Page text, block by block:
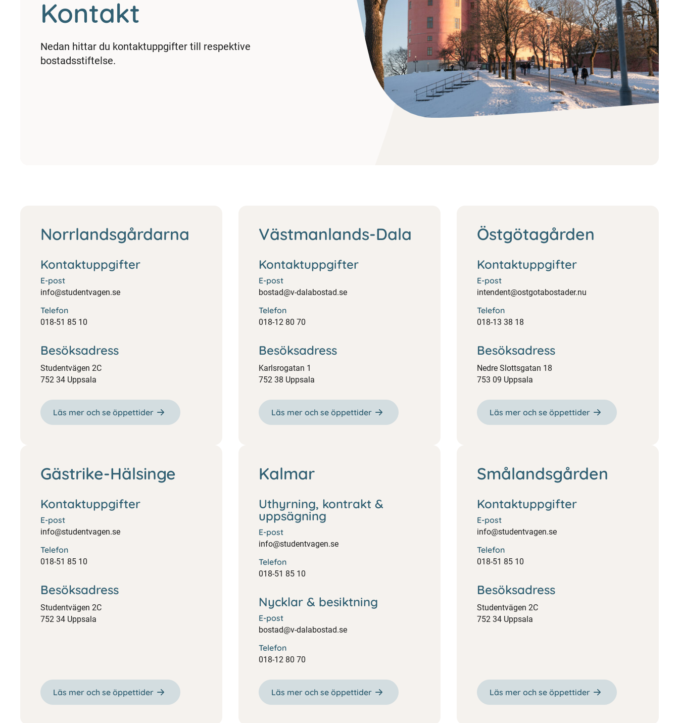
Kontakt
Nedan hittar du kontaktuppgifter till respektive
bostadsstiftelse.
Norrlandsgårdarna
Kontaktuppgifter
E-post
info@studentvagen.se
Telefon
018-51 85 10
Besöksadress
Studentvägen 2C
752 34 Uppsala
Läs mer och se öppettider
Västmanlands-Dala
Kontaktuppgifter
E-post
bostad@v-dalabostad.se
Telefon
018-12 80 70
Besöksadress
Karlsrogatan 1
752 38 Uppsala
Läs mer och se öppettider
Östgötagården
Kontaktuppgifter
E-post
intendent@ostgotabostader.nu
Telefon
018-13 38 18
Besöksadress
Nedre Slottsgatan 18
753 09 Uppsala
Läs mer och se öppettider
Gästrike-Hälsinge
Kontaktuppgifter
E-post
info@studentvagen.se
Telefon
018-51 85 10
Besöksadress
Studentvägen 2C
752 34 Uppsala
Läs mer och se öppettider
Kalmar
Uthyrning, kontrakt &
uppsägning
E-post
info@studentvagen.se
Telefon
018-51 85 10
Nycklar & besiktning
E-post
bostad@v-dalabostad.se
Telefon
018-12 80 70
Läs mer och se öppettider
Smålandsgården
Kontaktuppgifter
E-post
info@studentvagen.se
Telefon
018-51 85 10
Besöksadress
Studentvägen 2C
752 34 Uppsala
Läs mer och se öppettider